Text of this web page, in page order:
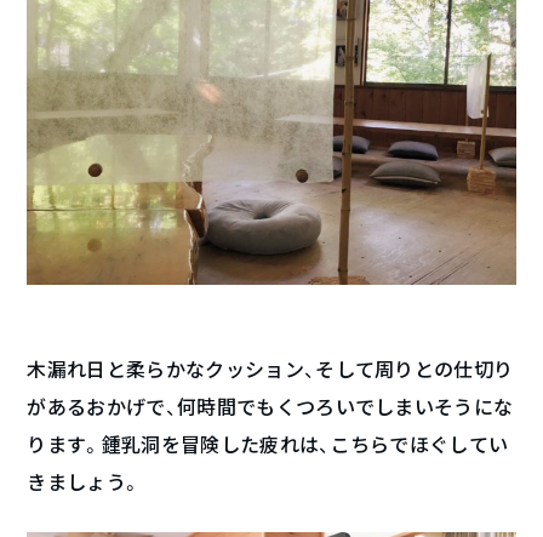
木漏れ日と柔らかなクッション、そして周りとの仕切り
があるおかげで、何時間でもくつろいでしまいそうにな
ります。鍾乳洞を冒険した疲れは、こちらでほぐしてい
きましょう。